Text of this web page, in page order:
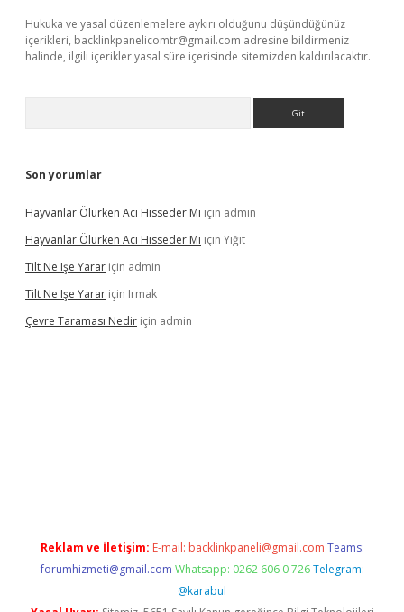
Hukuka ve yasal düzenlemelere aykırı olduğunu düşündüğünüz
içerikleri, backlinkpanelicomtr@gmail.com adresine bildirmeniz
halinde, ilgili içerikler yasal süre içerisinde sitemizden kaldırılacaktır.
Son yorumlar
Hayvanlar Ölürken Acı Hisseder Mi için admin
Hayvanlar Ölürken Acı Hisseder Mi için Yiğit
Tilt Ne Işe Yarar için admin
Tilt Ne Işe Yarar için Irmak
Çevre Taraması Nedir için admin
Reklam ve İletişim: E-mail: backlinkpaneli@gmail.com Teams:
forumhizmeti@gmail.com Whatsapp: 0262 606 0 726 Telegram:
@karabul